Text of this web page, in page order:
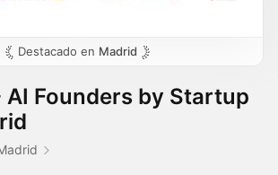
Destacado en Madrid
AI Founders by Startup